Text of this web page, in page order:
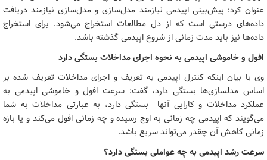
عنوان کرد: پیش‌بینی اپیدمی نیازمند مدل‌سازی و مدل‌سازی نیازمند دریافت
داده‌های درستی است که از دل مطالعات استخراج می‌شود. برای استخراج
داده‌ها نیز باید مدت زمانی از شروع اپیدمی گذشته باشد.
افول و خاموشی اپیدمی به نحوه اجرای مداخلات بستگی دارد
وی با بیان اینکه کنترل اپیدمی به تعریف و اجرای مداخلات تعریف شده بر
اساس مدلسازی‌ها بستگی دارد، گفت: سرعت افول و خاموشی اپیدمی به
عملکرد مداخلات و کارایی آنها بستگی دارد، به عبارتی مداخلات به شما
می‌گویند که اپیدمی چه زمانی به اوج رسیده و چه زمانی افول می‌کند و یا بازه
زمانی کاهش آن چقدر می‌تواند سریع باشد.
سرعت رشد اپیدمی به چه عواملی بستگی دارد؟